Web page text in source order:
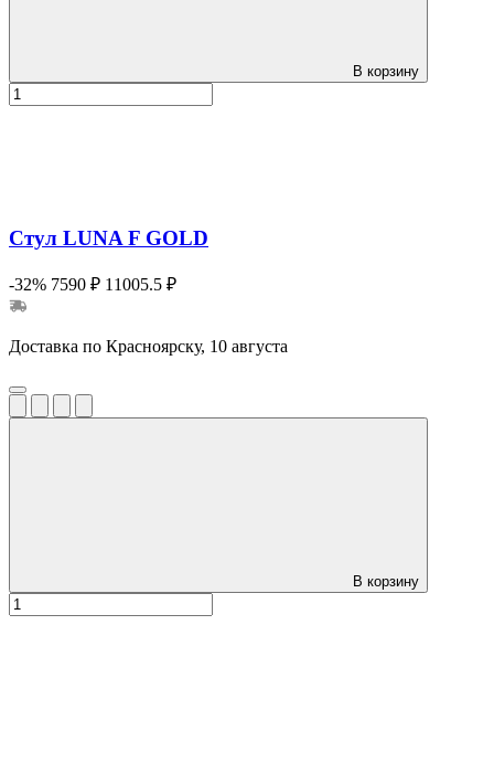
В корзину
Стул LUNA F GOLD
-32% 7590 ₽ 11005.5 ₽
Доставка по Красноярску, 10 августа
В корзину